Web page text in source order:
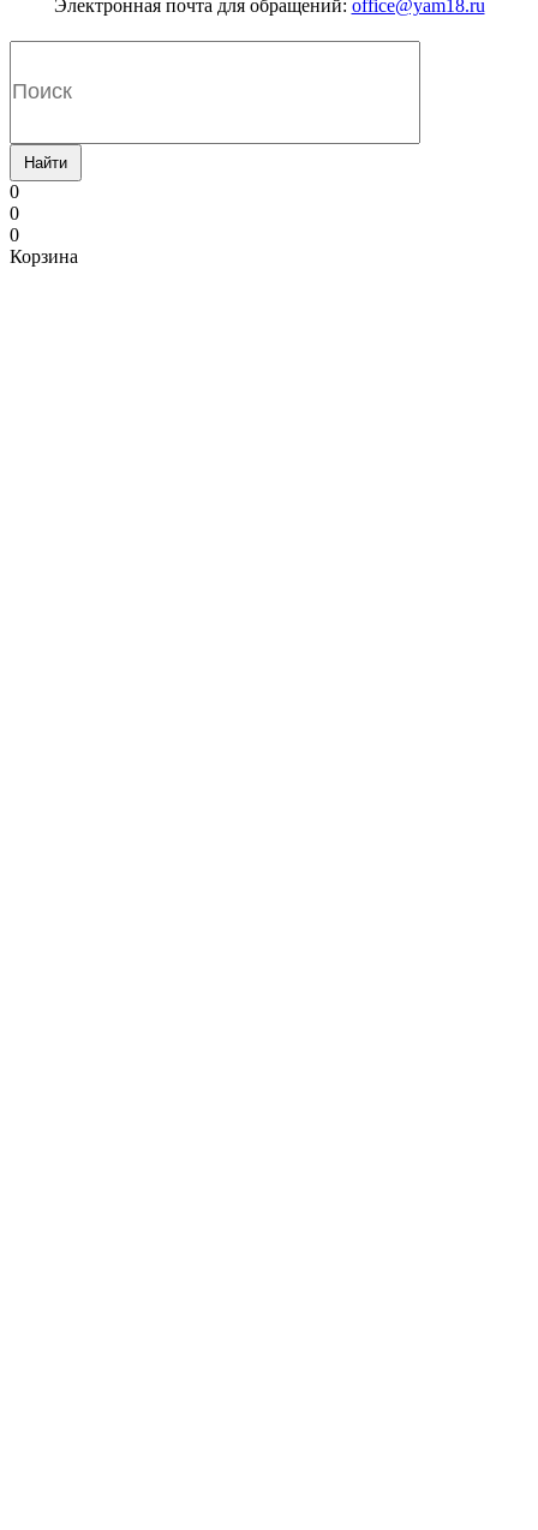
Электронная почта для обращений: office@yam18.ru
Найти
0
0
0
Корзина